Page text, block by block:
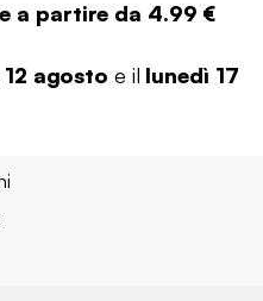
a partire da 4.99 €
agosto e il lunedì 17